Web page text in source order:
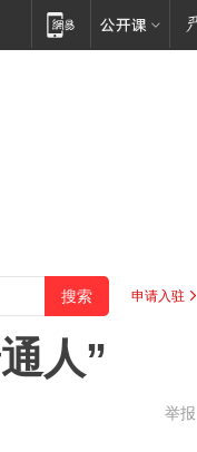
申请入驻
人”
举报